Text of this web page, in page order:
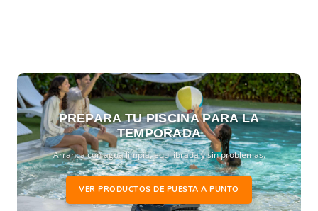
PREPARA TU PISCINA PARA LA
TEMPORADA
Arranca con agua limpia, equilibrada y sin problemas.
VER PRODUCTOS DE PUESTA A PUNTO